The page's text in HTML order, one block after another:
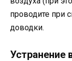
проводите при
доводки.
Устранение